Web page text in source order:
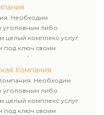
подход к каждому
Необходим
уголовным либо
целый комплекс услуг
под ключ своим
физических и
подход к каждому
Компания
Необходим
уголовным либо
целый комплекс услуг
под ключ своим